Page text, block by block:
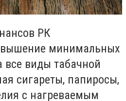
РК
минимальных
все виды табачной
сигареты, папиросы,
с нагреваемым